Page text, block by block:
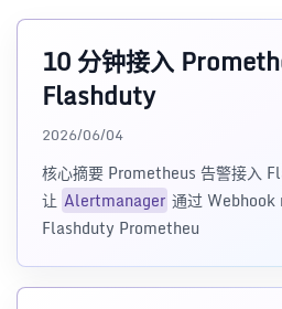
10 分钟接入
Flashduty
2026/06/04
核心摘要 Prometheus 告警接入
让 Alertmanager 通过
Flashduty Prometheu